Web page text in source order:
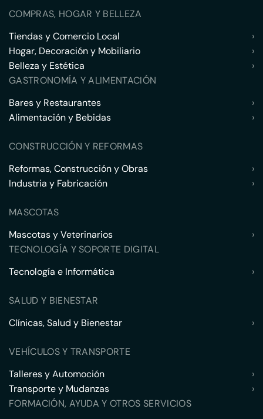
COMPRAS, HOGAR Y BELLEZA
Tiendas y Comercio Local
›
Hogar, Decoración y Mobiliario
›
Belleza y Estética
›
GASTRONOMÍA Y ALIMENTACIÓN
Bares y Restaurantes
›
Alimentación y Bebidas
›
CONSTRUCCIÓN Y REFORMAS
Reformas, Construcción y Obras
›
Industria y Fabricación
›
MASCOTAS
Mascotas y Veterinarios
›
TECNOLOGÍA Y SOPORTE DIGITAL
Tecnología e Informática
›
SALUD Y BIENESTAR
Clínicas, Salud y Bienestar
›
VEHÍCULOS Y TRANSPORTE
Talleres y Automoción
›
Transporte y Mudanzas
›
FORMACIÓN, AYUDA Y OTROS SERVICIOS